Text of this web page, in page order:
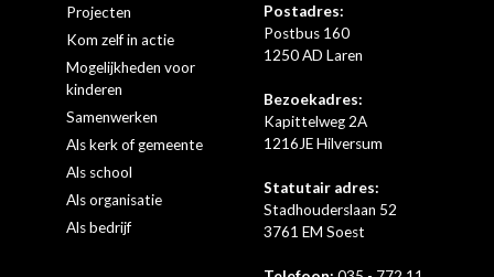
Projecten
Kom zelf in actie
Mogelijkheden voor
kinderen
Samenwerken
Als kerk of gemeente
Als school
Als organisatie
Als bedrijf
Postadres:
Postbus 160
1250 AD Laren
Bezoekadres:
Kapittelweg 2A
1216JE Hilversum
Statutair adres:
Stadhouderslaan 52
3761 EM Soest